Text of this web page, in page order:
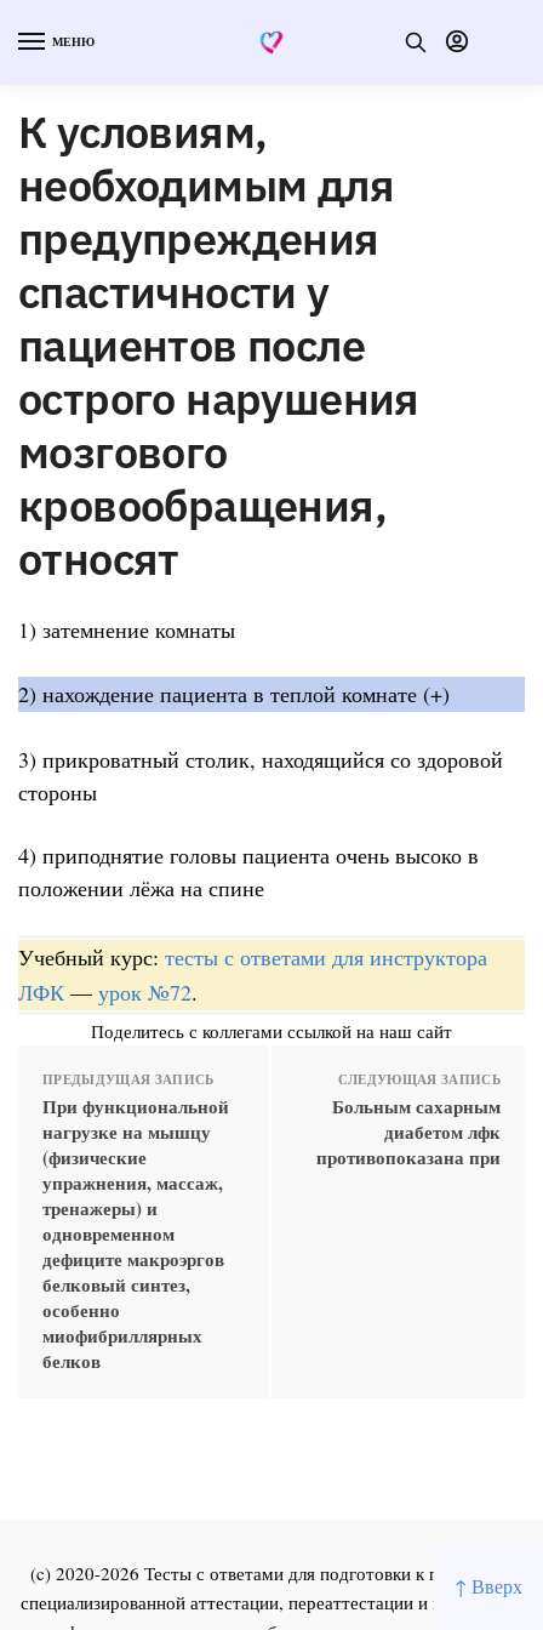
↑ Вверх
МЕНЮ
К условиям,
необходимым для
предупреждения
спастичности у
пациентов после
острого нарушения
мозгового
кровообращения,
относят
1) затемнение комнаты
2) нахождение пациента в теплой комнате (+)
3) прикроватный столик, находящийся со здоровой
стороны
4) приподнятие головы пациента очень высоко в
положении лёжа на спине
Учебный курс: тесты с ответами для инструктора
ЛФК — урок №72.
Поделитесь с коллегами ссылкой на наш сайт
ПРЕДЫДУЩАЯ ЗАПИСЬ
При функциональной
нагрузке на мышцу
(физические
упражнения, массаж,
тренажеры) и
одновременном
дефиците макроэргов
белковый синтез,
особенно
миофибриллярных
белков
СЛЕДУЮЩАЯ ЗАПИСЬ
Больным сахарным
диабетом лфк
противопоказана при
(c) 2020-2026 Тесты с ответами для подготовки к первичной
специализированной аттестации, переаттестации и повышения